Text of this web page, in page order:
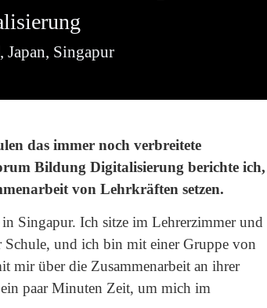
, Japan, Singapur
das immer noch verbreitete
Bildung Digitalisierung berichte ich,
von Lehrkräften setzen.
Singapur. Ich sitze im Lehrerzimmer und
Schule, und ich bin mit einer Gruppe von
mir über die Zusammenarbeit an ihrer
paar Minuten Zeit, um mich im